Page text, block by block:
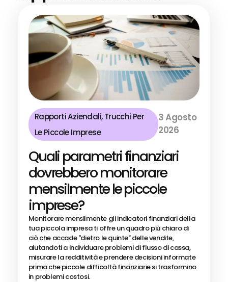
Rapporti Aziendali,Trucchi Per
Le Piccole Imprese
3 Agosto
2026
Quali parametri finanziari
dovrebbero monitorare
mensilmente le piccole
imprese?
Monitorare mensilmente gli indicatori finanziari della
tua piccola impresa ti offre un quadro più chiaro di
ciò che accade "dietro le quinte" delle vendite,
aiutandoti a individuare problemi di flusso di cassa,
misurare la redditività e prendere decisioni informate
prima che piccole difficoltà finanziarie si trasformino
in problemi costosi.